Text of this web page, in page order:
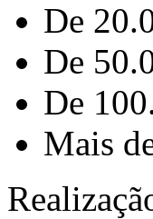
De
De
De
Mais